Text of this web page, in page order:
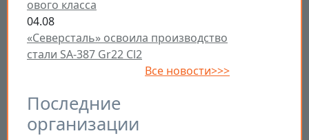
ового класса
04.08
«Северсталь» освоила производство
стали SA-387 Gr22 Cl2
Все новости>>>
Последние
организации